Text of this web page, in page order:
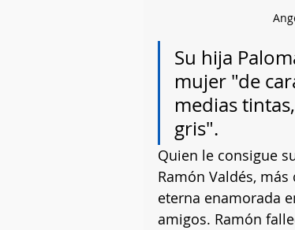
Su hija
mujer "de
medias
gris".
Quien le consigue
Ramón Valdés,
eterna enamorada
amigos. Ramón